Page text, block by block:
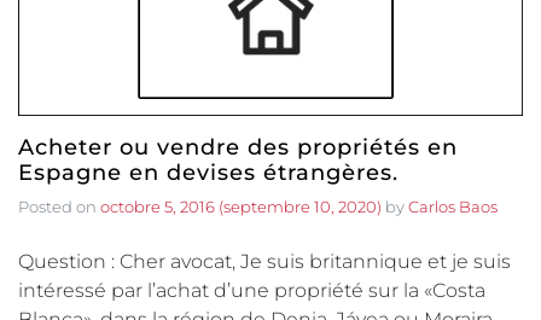
Acheter ou vendre des propriétés en
Espagne en devises étrangères.
Posted on octobre 5, 2016 (septembre 10, 2020) byCarlos Baos
Question : Cher avocat, Je suis britannique et je suis
intéressé par l’achat d’une propriété sur la «Costa